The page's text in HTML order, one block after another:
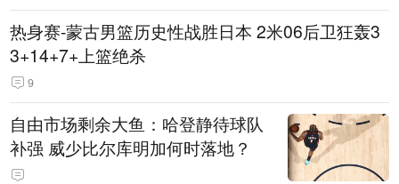
热身赛-蒙古男篮历史性战胜日本 2米06后卫狂轰3
3+14+7+上篮绝杀
9
自由市场剩余大鱼：哈登静待球队
补强 威少比尔库明加何时落地？